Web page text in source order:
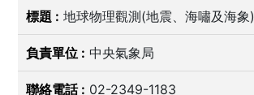
地球物理觀測(地震、海嘯及海象)
中央氣象局
02-2349-1183